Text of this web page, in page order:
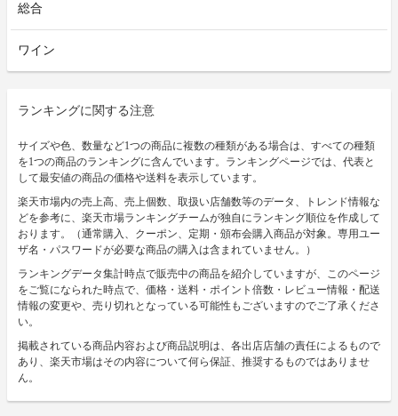
総合
ワイン
ランキングに関する注意
サイズや色、数量など1つの商品に複数の種類がある場合は、すべての種類
を1つの商品のランキングに含んでいます。ランキングページでは、代表と
して最安値の商品の価格や送料を表示しています。
楽天市場内の売上高、売上個数、取扱い店舗数等のデータ、トレンド情報な
どを参考に、楽天市場ランキングチームが独自にランキング順位を作成して
おります。（通常購入、クーポン、定期・頒布会購入商品が対象。専用ユー
ザ名・パスワードが必要な商品の購入は含まれていません。）
ランキングデータ集計時点で販売中の商品を紹介していますが、このページ
をご覧になられた時点で、価格・送料・ポイント倍数・レビュー情報・配送
情報の変更や、売り切れとなっている可能性もございますのでご了承くださ
い。
掲載されている商品内容および商品説明は、各出店店舗の責任によるもので
あり、楽天市場はその内容について何ら保証、推奨するものではありませ
ん。